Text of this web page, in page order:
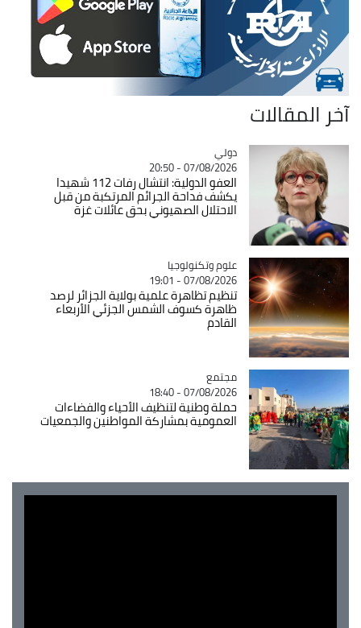
آخر المقالات
Catégorie
دولي
07/08/2026 - 20:50
العفو الدولية: انتشال رفات 112 شهيدا
يكشف فداحة الجرائم المرتكبة من قبل
الاحتلال الصهيوني بحق عائلات غزة
Catégorie
علوم وتكنولوجيا
07/08/2026 - 19:01
تنظيم تظاهرة علمية بولاية الجزائر لرصد
ظاهرة كسوف الشمس الجزئي الأربعاء
القادم
Catégorie
مجتمع
07/08/2026 - 18:40
حملة وطنية لتنظيف الأحياء والفضاءات
العمومية بمشاركة المواطنين والجمعيات